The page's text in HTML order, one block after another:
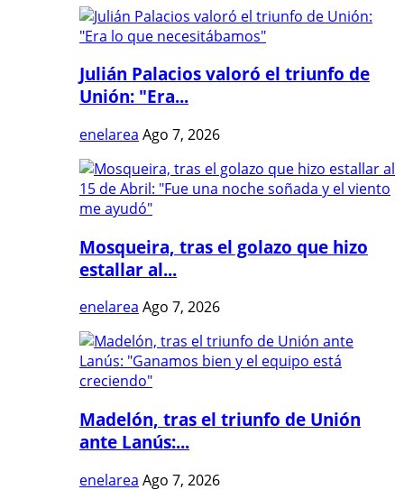
Julián Palacios valoró el triunfo de
Unión: "Era...
enelarea Ago 7, 2026
Mosqueira, tras el golazo que hizo
estallar al...
enelarea Ago 7, 2026
Madelón, tras el triunfo de Unión
ante Lanús:...
enelarea Ago 7, 2026